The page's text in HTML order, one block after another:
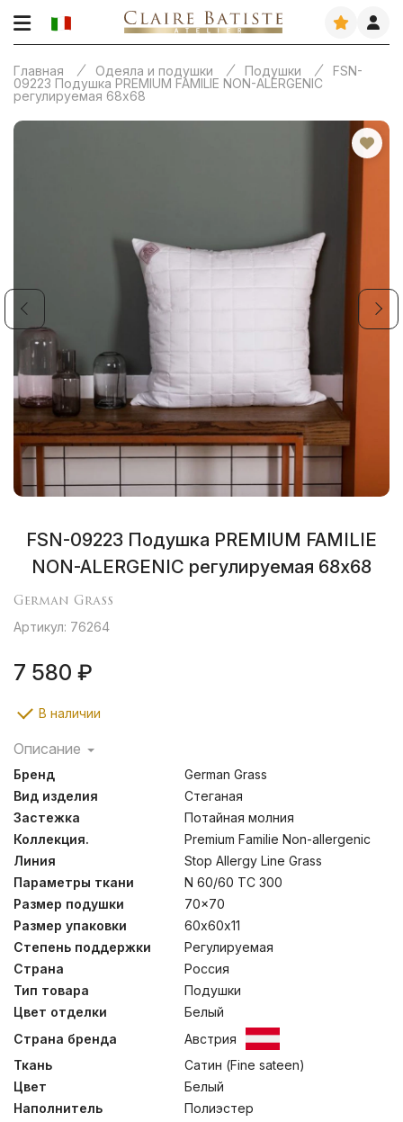
Главная Одеяла и подушки Подушки
FSN-
09223 Подушка PREMIUM FAMILIE NON-ALERGENIC
регулируемая 68х68
FSN-09223 Подушка PREMIUM FAMILIE
NON-ALERGENIC регулируемая 68х68
German Grass
Артикул: 76264
7 580 ₽
В наличии
Описание
Современные полиэфирные волокна – альтернатива
натуральному пуху. Мягкий и нежный наполнитель,
достаточно объемный – хорошо удерживает воздух
между волокнами. В постельных принадлежностях с
таким наполнителем – не заводится пылевой клещ, не
распространяются грибок и плесень. Изделия не
теряет основных свойств после длительной
эксплуатации, многократных чисток и стирок. Сатин из
натурального хлопка имеет Сертификат Oeko-Tex®
Standard 100, который подтверждает отсутствие в
ткани веществ, опасных для здоровья человека.
Рекомендовано к использованию людям с
повышенными требованиями к безопасности изделий.
Стирка при температуре до 40С°.
Бренд
German Grass
Вид изделия
Стеганая
Застежка
Потайная молния
Коллекция.
Premium Familie Non-allergenic
Линия
Stop Allergy Line Grass
Параметры ткани
N 60/60 TC 300
Размер подушки
70x70
Размер упаковки
60х60х11
Степень поддержки
Регулируемая
Страна
Россия
Тип товара
Подушки
Цвет отделки
Белый
Страна бренда
Австрия
Ткань
Сатин (Fine sateen)
Цвет
Белый
Наполнитель
Полиэстер